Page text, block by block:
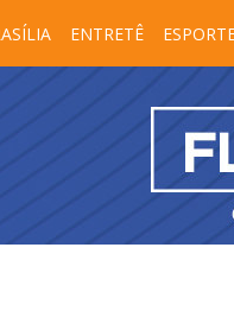
ENTRETÊ